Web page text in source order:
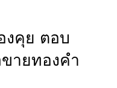
งคุย ตอบ
ายทองคำ